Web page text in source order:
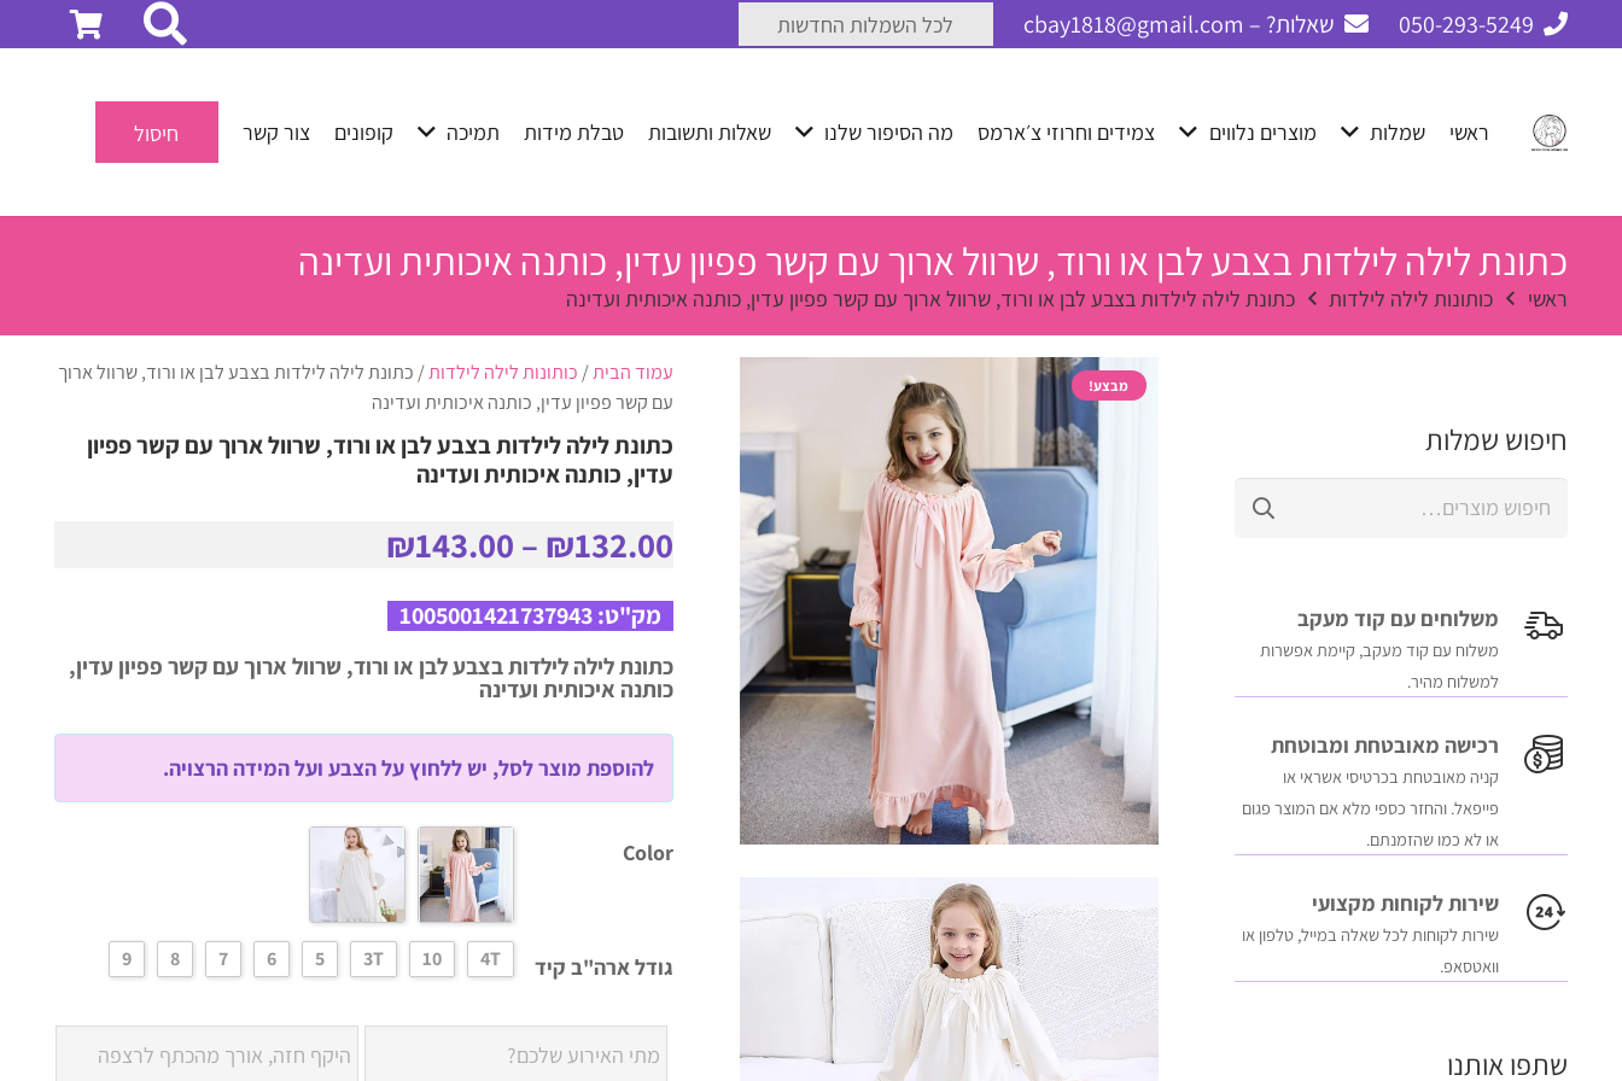
050-293-5249 שאלות? – cbay1818@gmail.com לכל השמלות החדשות
ראשי שמלות מוצרים נלווים צמידים וחרוזי צ׳ארמס מה הסיפור שלנו שאלות ותשובות טבלת מידות תמיכה קופונים צור קשר חיסול
כתונת לילה לילדות בצבע לבן או ורוד, שרוול ארוך עם קשר פפיון עדין, כותנה איכותית ועדינה
ראשי כותונות לילה לילדות כתונת לילה לילדות בצבע לבן או ורוד, שרוול ארוך עם קשר פפיון עדין, כותנה איכותית ועדינה
מבצע!
עמוד הבית/ כותונות לילה לילדות/ כתונת לילה לילדות בצבע לבן או ורוד, שרוול ארוך
עם קשר פפיון עדין, כותנה איכותית ועדינה
כתונת לילה לילדות בצבע לבן או ורוד, שרוול ארוך עם קשר פפיון
עדין, כותנה איכותית ועדינה
₪132.00
–
₪143.00
מק"ט:1005001421737943
כתונת לילה לילדות בצבע לבן או ורוד, שרוול ארוך עם קשר פפיון עדין,
כותנה איכותית ועדינה
להוספת מוצר לסל, יש ללחוץ על הצבע ועל המידה הרצויה.
Color
גודל ארה"ב קיד 4T
10
3T
5
6
7
8
9
חיפוש שמלות
עבור:
משלוחים עם קוד מעקב
משלוח​ עם קוד מעקב​​, קיימת אפשרות
למשלוח מהיר​.
רכישה​ ​מאובטחת ומבוטחת
קניה מאובטחת בכרטיסי אשראי או
פייפאל. והחזר כספי מלא אם המוצר פגום
או לא כמו שהזמנתם.
שירות לקוחות מקצועי
שירות לקוחות לכל שאלה במייל, טלפון או
וואטסאפ.
שתפו אותנו